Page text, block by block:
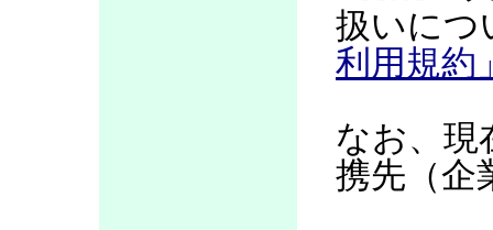
扱いにつ
利用規約
なお、現
携先（企